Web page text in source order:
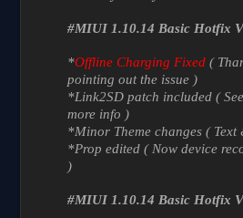
#MIUI 1.10.14 Basic Hotfix
*Offline Charging Fixed(
pointing out the issue )
*Link2SD patch included (
more info )
*Minor Theme changes (
*Prop edited ( Now device
)
#MIUI 1.10.14 Basic Hotfix